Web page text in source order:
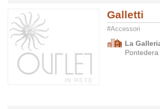
Galletti
#Accessori
La
Pontedera